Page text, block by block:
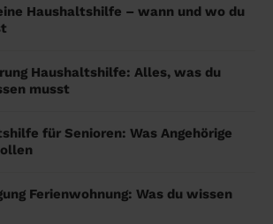
Haushaltshilfe – wann und wo du
Haushaltshilfe: Alles, was du
musst
für Senioren: Was Angehörige
Ferienwohnung: Was du wissen